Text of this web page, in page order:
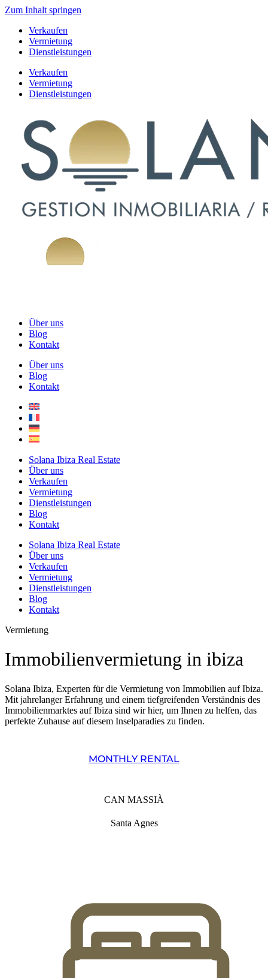
Zum Inhalt springen
Verkaufen
Vermietung
Dienstleistungen
Verkaufen
Vermietung
Dienstleistungen
Über uns
Blog
Kontakt
Über uns
Blog
Kontakt
Solana Ibiza Real Estate
Über uns
Verkaufen
Vermietung
Dienstleistungen
Blog
Kontakt
Solana Ibiza Real Estate
Über uns
Verkaufen
Vermietung
Dienstleistungen
Blog
Kontakt
Vermietung
Immobilienvermietung in ibiza
Solana Ibiza, Experten für die Vermietung von Immobilien auf Ibiza.
Mit jahrelanger Erfahrung und einem tiefgreifenden Verständnis des
Immobilienmarktes auf Ibiza sind wir hier, um Ihnen zu helfen, das
perfekte Zuhause auf diesem Inselparadies zu finden.
MONTHLY RENTAL
CAN MASSIÀ
Santa Agnes